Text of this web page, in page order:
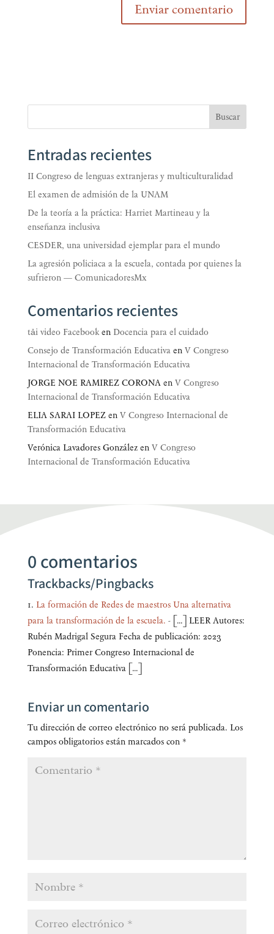
Buscar
Entradas recientes
II Congreso de lenguas extranjeras y multiculturalidad
El examen de admisión de la UNAM
De la teoría a la práctica: Harriet Martineau y la
enseñanza inclusiva
CESDER, una universidad ejemplar para el mundo
La agresión policiaca a la escuela, contada por quienes la
sufrieron — ComunicadoresMx
Comentarios recientes
tải video Facebooken Docencia para el cuidado
Consejo de Transformación Educativaen V Congreso
Internacional de Transformación Educativa
JORGE NOE RAMIREZ CORONAen V Congreso
Internacional de Transformación Educativa
ELIA SARAI LOPEZen V Congreso Internacional de
Transformación Educativa
Verónica Lavadores Gonzálezen V Congreso
Internacional de Transformación Educativa
0 comentarios
Trackbacks/Pingbacks
La formación de Redes de maestros Una alternativa
para la transformación de la escuela. - […] LEER Autores:
Rubén Madrigal Segura Fecha de publicación: 2023
Ponencia: Primer Congreso Internacional de
Transformación Educativa […]
Enviar un comentario
Tu dirección de correo electrónico no será publicada. Los
campos obligatorios están marcados con *